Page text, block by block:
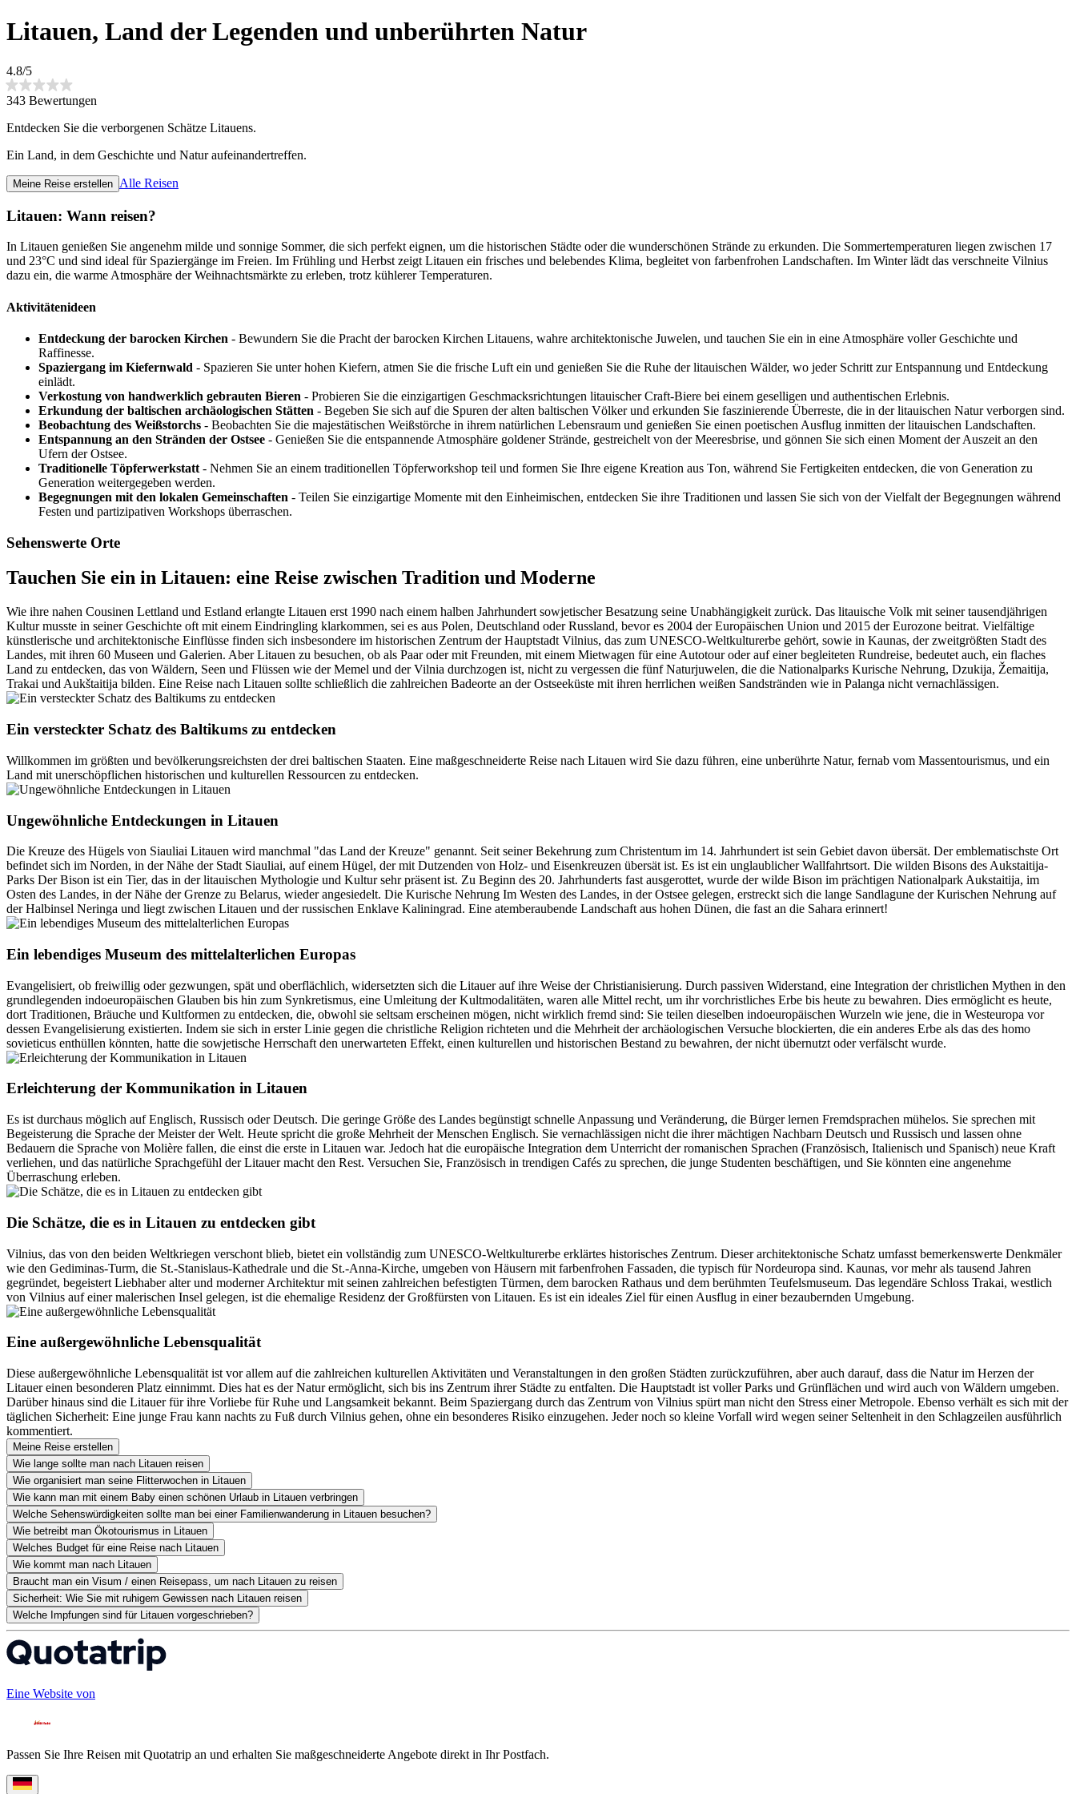
Litauen, Land der Legenden und unberührten Natur
4.8/5
343 Bewertungen
Entdecken Sie die verborgenen Schätze Litauens.
Ein Land, in dem Geschichte und Natur aufeinandertreffen.
Meine Reise erstellen Alle Reisen
Litauen: Wann reisen?
In Litauen genießen Sie angenehm milde und sonnige Sommer, die sich perfekt eignen, um die historischen Städte oder die wunderschönen Strände zu erkunden. Die Sommertemperaturen liegen zwischen 17
und 23°C und sind ideal für Spaziergänge im Freien. Im Frühling und Herbst zeigt Litauen ein frisches und belebendes Klima, begleitet von farbenfrohen Landschaften. Im Winter lädt das verschneite Vilnius
dazu ein, die warme Atmosphäre der Weihnachtsmärkte zu erleben, trotz kühlerer Temperaturen.
Aktivitätenideen
Entdeckung der barocken Kirchen - Bewundern Sie die Pracht der barocken Kirchen Litauens, wahre architektonische Juwelen, und tauchen Sie ein in eine Atmosphäre voller Geschichte und
Raffinesse.
Spaziergang im Kiefernwald - Spazieren Sie unter hohen Kiefern, atmen Sie die frische Luft ein und genießen Sie die Ruhe der litauischen Wälder, wo jeder Schritt zur Entspannung und Entdeckung
einlädt.
Verkostung von handwerklich gebrauten Bieren - Probieren Sie die einzigartigen Geschmacksrichtungen litauischer Craft-Biere bei einem geselligen und authentischen Erlebnis.
Erkundung der baltischen archäologischen Stätten - Begeben Sie sich auf die Spuren der alten baltischen Völker und erkunden Sie faszinierende Überreste, die in der litauischen Natur verborgen sind.
Beobachtung des Weißstorchs - Beobachten Sie die majestätischen Weißstörche in ihrem natürlichen Lebensraum und genießen Sie einen poetischen Ausflug inmitten der litauischen Landschaften.
Entspannung an den Stränden der Ostsee - Genießen Sie die entspannende Atmosphäre goldener Strände, gestreichelt von der Meeresbrise, und gönnen Sie sich einen Moment der Auszeit an den
Ufern der Ostsee.
Traditionelle Töpferwerkstatt - Nehmen Sie an einem traditionellen Töpferworkshop teil und formen Sie Ihre eigene Kreation aus Ton, während Sie Fertigkeiten entdecken, die von Generation zu
Generation weitergegeben werden.
Begegnungen mit den lokalen Gemeinschaften - Teilen Sie einzigartige Momente mit den Einheimischen, entdecken Sie ihre Traditionen und lassen Sie sich von der Vielfalt der Begegnungen während
Festen und partizipativen Workshops überraschen.
Sehenswerte Orte
Tauchen Sie ein in Litauen: eine Reise zwischen Tradition und Moderne
Wie ihre nahen Cousinen Lettland und Estland erlangte Litauen erst 1990 nach einem halben Jahrhundert sowjetischer Besatzung seine Unabhängigkeit zurück. Das litauische Volk mit seiner tausendjährigen
Kultur musste in seiner Geschichte oft mit einem Eindringling klarkommen, sei es aus Polen, Deutschland oder Russland, bevor es 2004 der Europäischen Union und 2015 der Eurozone beitrat. Vielfältige
künstlerische und architektonische Einflüsse finden sich insbesondere im historischen Zentrum der Hauptstadt Vilnius, das zum UNESCO-Weltkulturerbe gehört, sowie in Kaunas, der zweitgrößten Stadt des
Landes, mit ihren 60 Museen und Galerien. Aber Litauen zu besuchen, ob als Paar oder mit Freunden, mit einem Mietwagen für eine Autotour oder auf einer begleiteten Rundreise, bedeutet auch, ein flaches
Land zu entdecken, das von Wäldern, Seen und Flüssen wie der Memel und der Vilnia durchzogen ist, nicht zu vergessen die fünf Naturjuwelen, die die Nationalparks Kurische Nehrung, Dzukija, Žemaitija,
Trakai und Aukštaitija bilden. Eine Reise nach Litauen sollte schließlich die zahlreichen Badeorte an der Ostseeküste mit ihren herrlichen weißen Sandstränden wie in Palanga nicht vernachlässigen.
Ein versteckter Schatz des Baltikums zu entdecken
Willkommen im größten und bevölkerungsreichsten der drei baltischen Staaten. Eine maßgeschneiderte Reise nach Litauen wird Sie dazu führen, eine unberührte Natur, fernab vom Massentourismus, und ein
Land mit unerschöpflichen historischen und kulturellen Ressourcen zu entdecken.
Ungewöhnliche Entdeckungen in Litauen
Die Kreuze des Hügels von Siauliai Litauen wird manchmal "das Land der Kreuze" genannt. Seit seiner Bekehrung zum Christentum im 14. Jahrhundert ist sein Gebiet davon übersät. Der emblematischste Ort
befindet sich im Norden, in der Nähe der Stadt Siauliai, auf einem Hügel, der mit Dutzenden von Holz- und Eisenkreuzen übersät ist. Es ist ein unglaublicher Wallfahrtsort. Die wilden Bisons des Aukstaitija-
Parks Der Bison ist ein Tier, das in der litauischen Mythologie und Kultur sehr präsent ist. Zu Beginn des 20. Jahrhunderts fast ausgerottet, wurde der wilde Bison im prächtigen Nationalpark Aukstaitija, im
Osten des Landes, in der Nähe der Grenze zu Belarus, wieder angesiedelt. Die Kurische Nehrung Im Westen des Landes, in der Ostsee gelegen, erstreckt sich die lange Sandlagune der Kurischen Nehrung auf
der Halbinsel Neringa und liegt zwischen Litauen und der russischen Enklave Kaliningrad. Eine atemberaubende Landschaft aus hohen Dünen, die fast an die Sahara erinnert!
Ein lebendiges Museum des mittelalterlichen Europas
Evangelisiert, ob freiwillig oder gezwungen, spät und oberflächlich, widersetzten sich die Litauer auf ihre Weise der Christianisierung. Durch passiven Widerstand, eine Integration der christlichen Mythen in den
grundlegenden indoeuropäischen Glauben bis hin zum Synkretismus, eine Umleitung der Kultmodalitäten, waren alle Mittel recht, um ihr vorchristliches Erbe bis heute zu bewahren. Dies ermöglicht es heute,
dort Traditionen, Bräuche und Kultformen zu entdecken, die, obwohl sie seltsam erscheinen mögen, nicht wirklich fremd sind: Sie teilen dieselben indoeuropäischen Wurzeln wie jene, die in Westeuropa vor
dessen Evangelisierung existierten. Indem sie sich in erster Linie gegen die christliche Religion richteten und die Mehrheit der archäologischen Versuche blockierten, die ein anderes Erbe als das des homo
sovieticus enthüllen könnten, hatte die sowjetische Herrschaft den unerwarteten Effekt, einen kulturellen und historischen Bestand zu bewahren, der nicht übernutzt oder verfälscht wurde.
Erleichterung der Kommunikation in Litauen
Es ist durchaus möglich auf Englisch, Russisch oder Deutsch. Die geringe Größe des Landes begünstigt schnelle Anpassung und Veränderung, die Bürger lernen Fremdsprachen mühelos. Sie sprechen mit
Begeisterung die Sprache der Meister der Welt. Heute spricht die große Mehrheit der Menschen Englisch. Sie vernachlässigen nicht die ihrer mächtigen Nachbarn Deutsch und Russisch und lassen ohne
Bedauern die Sprache von Molière fallen, die einst die erste in Litauen war. Jedoch hat die europäische Integration dem Unterricht der romanischen Sprachen (Französisch, Italienisch und Spanisch) neue Kraft
verliehen, und das natürliche Sprachgefühl der Litauer macht den Rest. Versuchen Sie, Französisch in trendigen Cafés zu sprechen, die junge Studenten beschäftigen, und Sie könnten eine angenehme
Überraschung erleben.
Die Schätze, die es in Litauen zu entdecken gibt
Vilnius, das von den beiden Weltkriegen verschont blieb, bietet ein vollständig zum UNESCO-Weltkulturerbe erklärtes historisches Zentrum. Dieser architektonische Schatz umfasst bemerkenswerte Denkmäler
wie den Gediminas-Turm, die St.-Stanislaus-Kathedrale und die St.-Anna-Kirche, umgeben von Häusern mit farbenfrohen Fassaden, die typisch für Nordeuropa sind. Kaunas, vor mehr als tausend Jahren
gegründet, begeistert Liebhaber alter und moderner Architektur mit seinen zahlreichen befestigten Türmen, dem barocken Rathaus und dem berühmten Teufelsmuseum. Das legendäre Schloss Trakai, westlich
von Vilnius auf einer malerischen Insel gelegen, ist die ehemalige Residenz der Großfürsten von Litauen. Es ist ein ideales Ziel für einen Ausflug in einer bezaubernden Umgebung.
Eine außergewöhnliche Lebensqualität
Diese außergewöhnliche Lebensqualität ist vor allem auf die zahlreichen kulturellen Aktivitäten und Veranstaltungen in den großen Städten zurückzuführen, aber auch darauf, dass die Natur im Herzen der
Litauer einen besonderen Platz einnimmt. Dies hat es der Natur ermöglicht, sich bis ins Zentrum ihrer Städte zu entfalten. Die Hauptstadt ist voller Parks und Grünflächen und wird auch von Wäldern umgeben.
Darüber hinaus sind die Litauer für ihre Vorliebe für Ruhe und Langsamkeit bekannt. Beim Spaziergang durch das Zentrum von Vilnius spürt man nicht den Stress einer Metropole. Ebenso verhält es sich mit der
täglichen Sicherheit: Eine junge Frau kann nachts zu Fuß durch Vilnius gehen, ohne ein besonderes Risiko einzugehen. Jeder noch so kleine Vorfall wird wegen seiner Seltenheit in den Schlagzeilen ausführlich
kommentiert.
Meine Reise erstellen
Wie lange sollte man nach Litauen reisen
Wie organisiert man seine Flitterwochen in Litauen
Wie kann man mit einem Baby einen schönen Urlaub in Litauen verbringen
Welche Sehenswürdigkeiten sollte man bei einer Familienwanderung in Litauen besuchen?
Wie betreibt man Ökotourismus in Litauen
Welches Budget für eine Reise nach Litauen
Wie kommt man nach Litauen
Braucht man ein Visum / einen Reisepass, um nach Litauen zu reisen
Sicherheit: Wie Sie mit ruhigem Gewissen nach Litauen reisen
Welche Impfungen sind für Litauen vorgeschrieben?
Eine Website von
Passen Sie Ihre Reisen mit Quotatrip an und erhalten Sie maßgeschneiderte Angebote direkt in Ihr Postfach.